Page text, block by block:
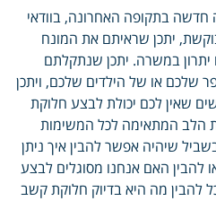
בתקופה האחרונה, בוודאי
יתכן שראיתם את המונח
במשרה. יתכן שנתקלתם
שלכם או של הילדים שלכם, ויתכן
שאין לכם יכולת לבצע חלוקת
הלב המתאימה לכל המשימות
שיהיה אפשר להבין איך ניתן
האם אנחנו מסוגלים לבצע
להבין מה היא בדיוק חלוקת קשב